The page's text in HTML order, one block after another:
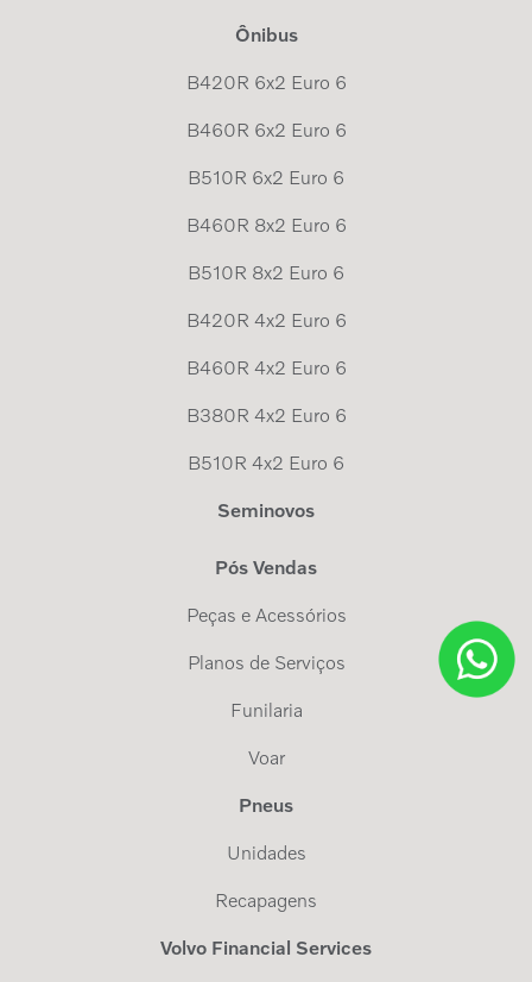
Ônibus
B420R 6x2 Euro 6
B460R 6x2 Euro 6
B510R 6x2 Euro 6
B460R 8x2 Euro 6
B510R 8x2 Euro 6
B420R 4x2 Euro 6
B460R 4x2 Euro 6
B380R 4x2 Euro 6
B510R 4x2 Euro 6
Seminovos
Pós Vendas
Peças e Acessórios
Planos de Serviços
Funilaria
Voar
Pneus
Unidades
Recapagens
Volvo Financial Services